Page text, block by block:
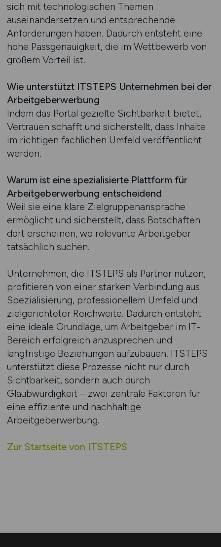
sich mit technologischen Themen
auseinandersetzen und entsprechende
Anforderungen haben. Dadurch entsteht eine
hohe Passgenauigkeit, die im Wettbewerb von
großem Vorteil ist.
Wie unterstützt ITSTEPS Unternehmen bei der
Arbeitgeberwerbung
Indem das Portal gezielte Sichtbarkeit bietet,
Vertrauen schafft und sicherstellt, dass Inhalte
im richtigen fachlichen Umfeld veröffentlicht
werden.
Warum ist eine spezialisierte Plattform für
Arbeitgeberwerbung entscheidend
Weil sie eine klare Zielgruppenansprache
ermöglicht und sicherstellt, dass Botschaften
dort erscheinen, wo relevante Arbeitgeber
tatsächlich suchen.
Unternehmen, die ITSTEPS als Partner nutzen,
profitieren von einer starken Verbindung aus
Spezialisierung, professionellem Umfeld und
zielgerichteter Reichweite. Dadurch entsteht
eine ideale Grundlage, um Arbeitgeber im IT-
Bereich erfolgreich anzusprechen und
langfristige Beziehungen aufzubauen. ITSTEPS
unterstützt diese Prozesse nicht nur durch
Sichtbarkeit, sondern auch durch
Glaubwürdigkeit – zwei zentrale Faktoren für
eine effiziente und nachhaltige
Arbeitgeberwerbung.
Zur Startseite von ITSTEPS